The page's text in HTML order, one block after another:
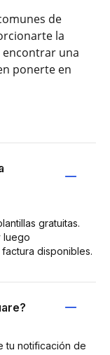
de
la
encontrar una
ponerte en
gratuitas.
luego
disponibles.
tu notificación de